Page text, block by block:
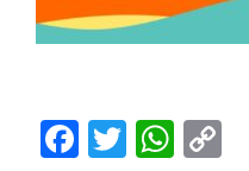
Facebook
Twitter